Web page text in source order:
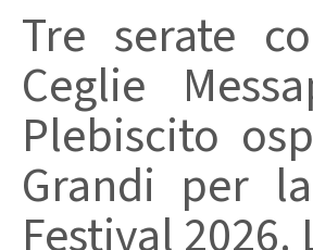
Tre serate
Ceglie
Plebiscito
Grandi per
Festival 2026.